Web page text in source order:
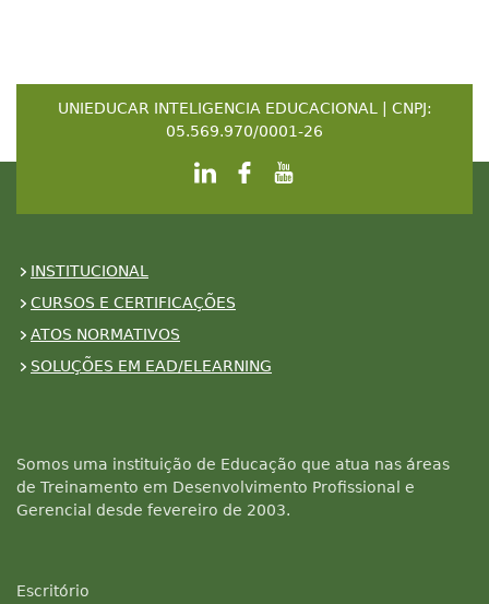
UNIEDUCAR INTELIGENCIA EDUCACIONAL | CNPJ:
05.569.970/0001-26
INSTITUCIONAL
CURSOS E CERTIFICAÇÕES
ATOS NORMATIVOS
SOLUÇÕES EM EAD/ELEARNING
Somos uma instituição de Educação que atua nas áreas
de Treinamento em Desenvolvimento Profissional e
Gerencial desde fevereiro de 2003.
Escritório